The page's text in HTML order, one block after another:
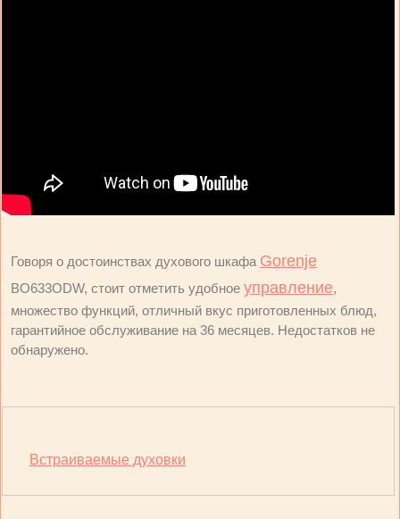
Говоря о достоинствах духового шкафа Gorenje
BO633ODW, стоит отметить удобное управление,
множество функций, отличный вкус приготовленных блюд,
гарантийное обслуживание на 36 месяцев. Недостатков не
обнаружено.
Встраиваемые духовки